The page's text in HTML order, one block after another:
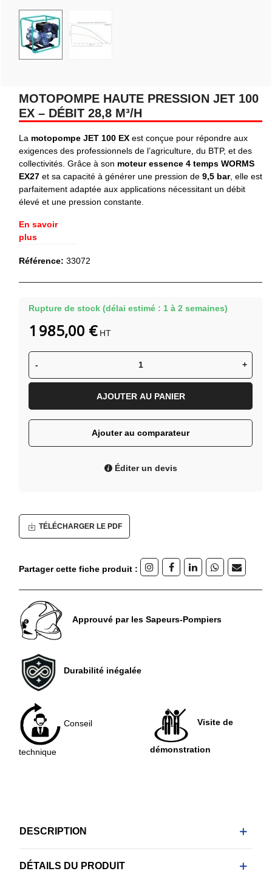
MOTOPOMPE HAUTE PRESSION JET 100
EX – DÉBIT 28,8 M³/H
La motopompe JET 100 EX est conçue pour répondre aux
exigences des professionnels de l’agriculture, du BTP, et des
collectivités. Grâce à son moteur essence 4 temps WORMS
EX27 et sa capacité à générer une pression de 9,5 bar, elle est
parfaitement adaptée aux applications nécessitant un débit
élevé et une pression constante.
En savoir
plus
Référence: 33072
Rupture de stock (délai estimé : 1 à 2 semaines)
- +
AJOUTER AU PANIER
Ajouter au comparateur
Éditer un devis
1 985,00 € HT
TÉLÉCHARGER LE PDF
Partager cette fiche produit :
Approuvé par les Sapeurs-Pompiers
Durabilité inégalée
Conseil
technique
Visite de
démonstration
DESCRIPTION
DÉTAILS DU PRODUIT